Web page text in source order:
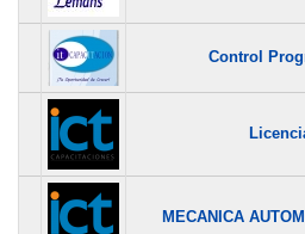
Control
MECANICA